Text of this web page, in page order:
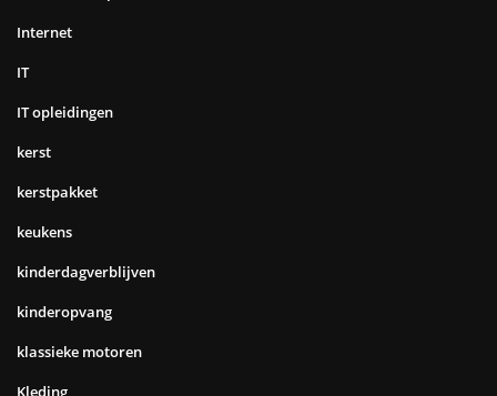
Internet
IT
IT opleidingen
kerst
kerstpakket
keukens
kinderdagverblijven
kinderopvang
klassieke motoren
Kleding